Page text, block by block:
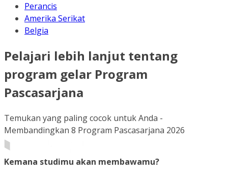
Perancis
Amerika Serikat
Belgia
Pelajari lebih lanjut tentang
program gelar Program
Pascasarjana
Temukan yang paling cocok untuk Anda -
Membandingkan 8 Program Pascasarjana 2026
Kemana studimu akan membawamu?